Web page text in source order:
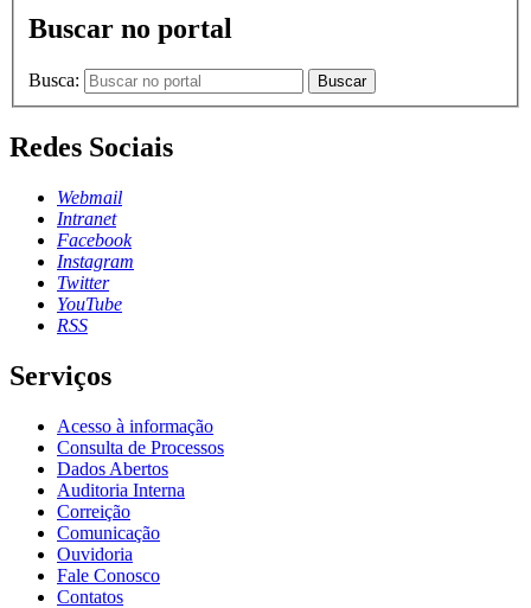
Buscar no portal
Busca: Buscar
Redes Sociais
Webmail
Intranet
Facebook
Instagram
Twitter
YouTube
RSS
Serviços
Acesso à informação
Consulta de Processos
Dados Abertos
Auditoria Interna
Correição
Comunicação
Ouvidoria
Fale Conosco
Contatos